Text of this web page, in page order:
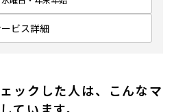
ビス詳細
ックした人は、こんなマ
ています。